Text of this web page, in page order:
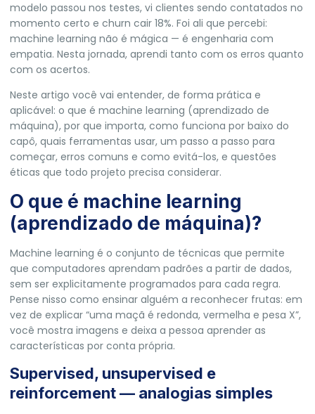
modelo passou nos testes, vi clientes sendo contatados no
momento certo e churn cair 18%. Foi ali que percebi:
machine learning não é mágica — é engenharia com
empatia. Nesta jornada, aprendi tanto com os erros quanto
com os acertos.
Neste artigo você vai entender, de forma prática e
aplicável: o que é machine learning (aprendizado de
máquina), por que importa, como funciona por baixo do
capô, quais ferramentas usar, um passo a passo para
começar, erros comuns e como evitá-los, e questões
éticas que todo projeto precisa considerar.
O que é machine learning
(aprendizado de máquina)?
Machine learning é o conjunto de técnicas que permite
que computadores aprendam padrões a partir de dados,
sem ser explicitamente programados para cada regra.
Pense nisso como ensinar alguém a reconhecer frutas: em
vez de explicar “uma maçã é redonda, vermelha e pesa X”,
você mostra imagens e deixa a pessoa aprender as
características por conta própria.
Supervised, unsupervised e
reinforcement — analogias simples